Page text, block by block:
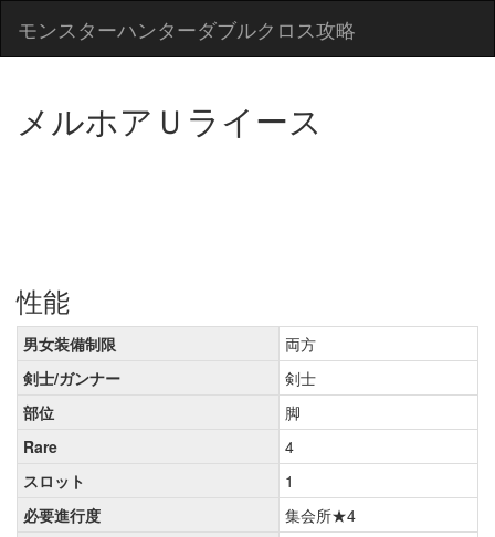
モンスターハンターダブルクロス攻略
メルホアＵライース
性能
男女装備制限
両方
剣士/ガンナー
剣士
部位
脚
Rare
4
スロット
1
必要進行度
集会所★4